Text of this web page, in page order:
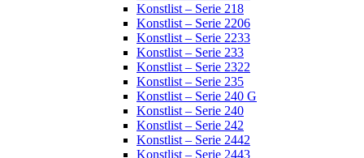
Konstlist – Serie 218
Konstlist – Serie 2206
Konstlist – Serie 2233
Konstlist – Serie 233
Konstlist – Serie 2322
Konstlist – Serie 235
Konstlist – Serie 240 G
Konstlist – Serie 240
Konstlist – Serie 242
Konstlist – Serie 2442
Konstlist – Serie 2443